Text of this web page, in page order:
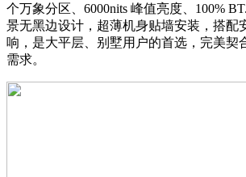
个万象分区、6000nits 峰值亮度、100%
景无黑边设计，超薄机身贴墙安装，搭配
响，是大平层、别墅用户的首选，完美契
需求。